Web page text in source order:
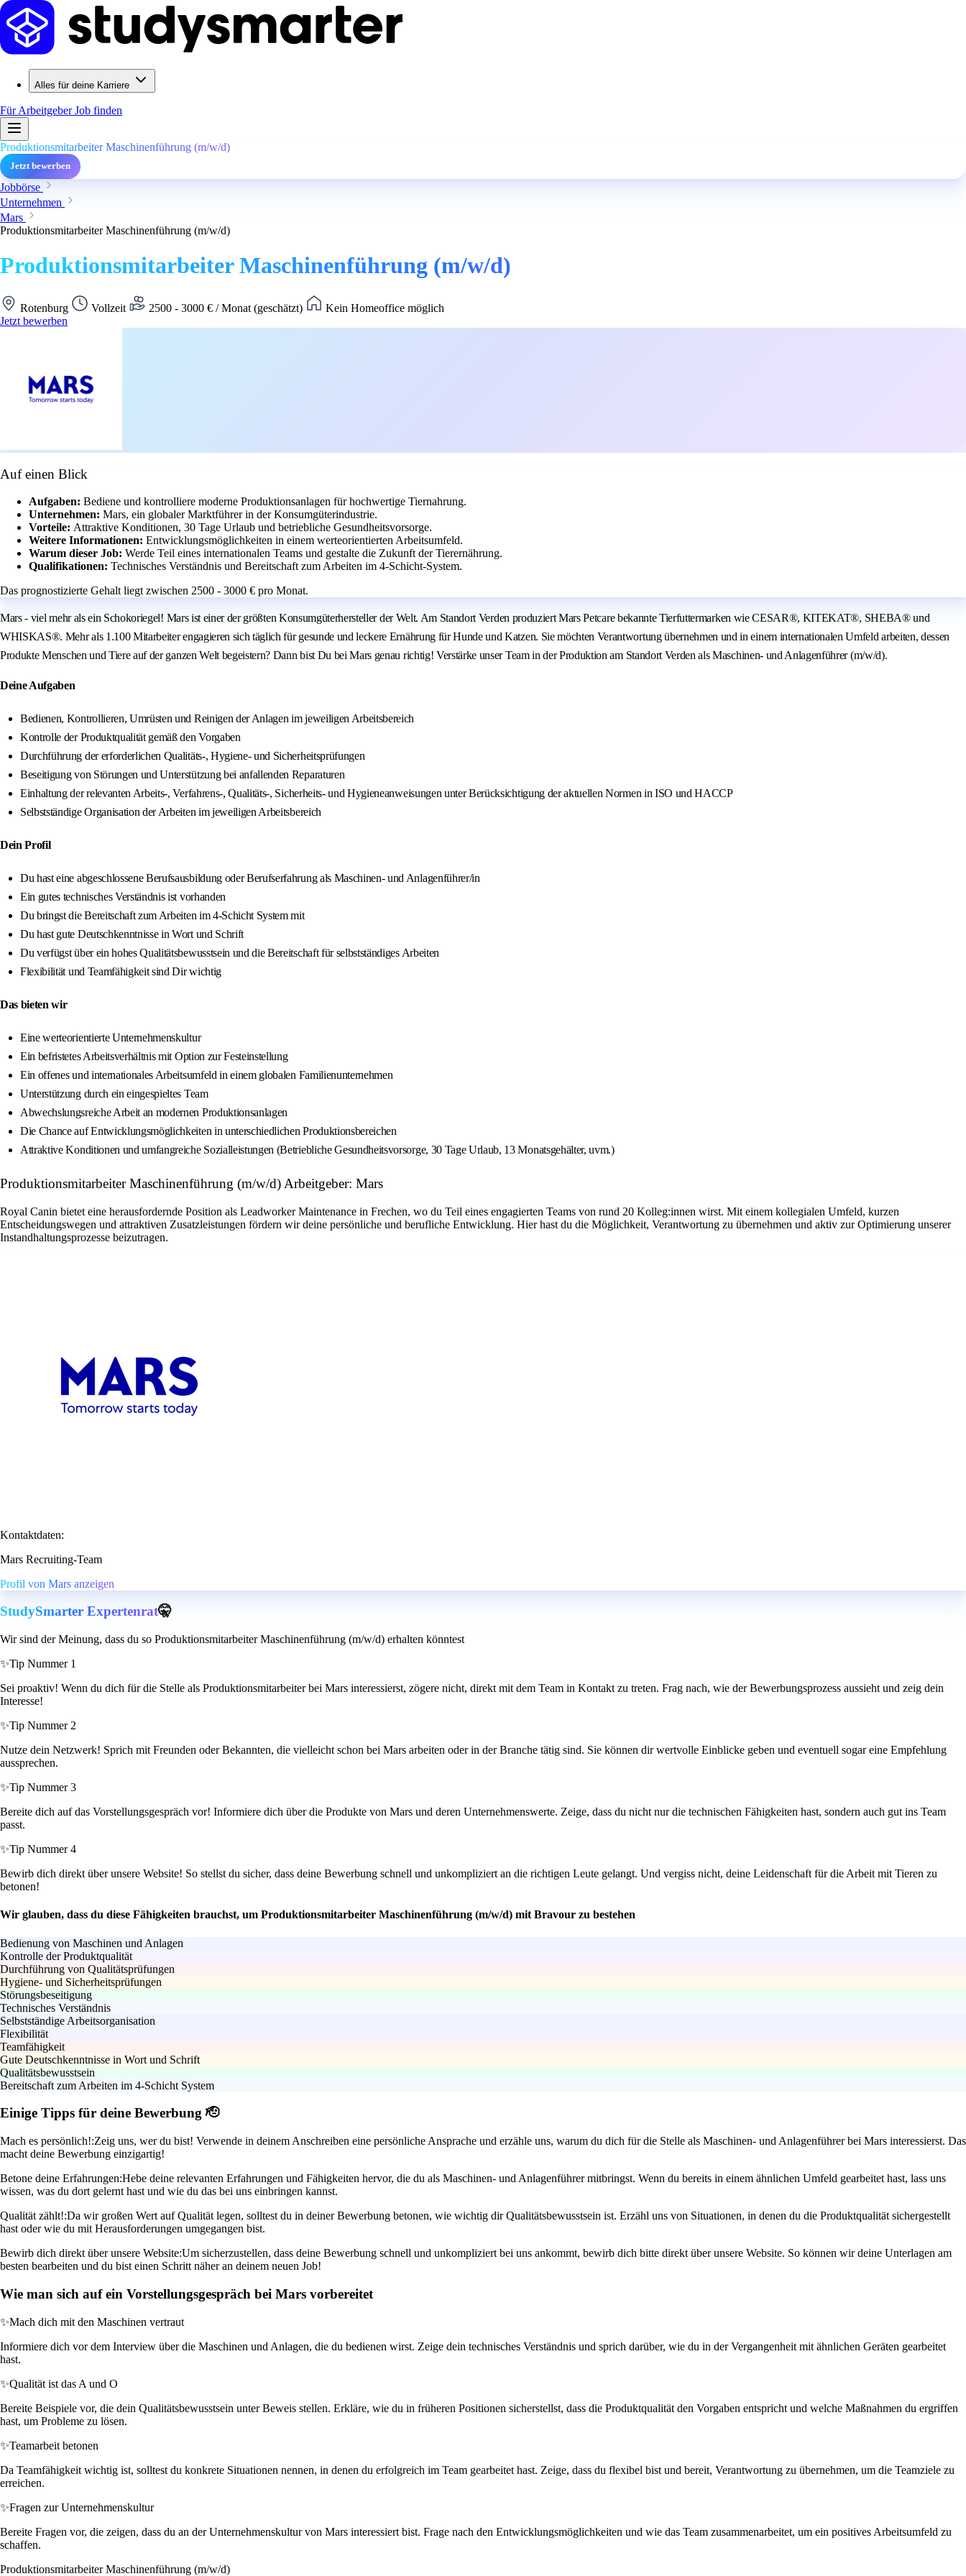
Alles für deine Karriere
Für ArbeitgeberJob finden
Produktionsmitarbeiter Maschinenführung (m/w/d)
Jetzt bewerben
Jobbörse
Unternehmen
Mars
Produktionsmitarbeiter Maschinenführung (m/w/d)
Produktionsmitarbeiter Maschinenführung (m/w/d)
Rotenburg Vollzeit 2500 - 3000 € / Monat (geschätzt)
Kein Homeoffice möglich
Jetzt bewerben
Auf einen Blick
Aufgaben: Bediene und kontrolliere moderne Produktionsanlagen für hochwertige Tiernahrung.
Unternehmen: Mars, ein globaler Marktführer in der Konsumgüterindustrie.
Vorteile: Attraktive Konditionen, 30 Tage Urlaub und betriebliche Gesundheitsvorsorge.
Weitere Informationen: Entwicklungsmöglichkeiten in einem werteorientierten Arbeitsumfeld.
Warum dieser Job: Werde Teil eines internationalen Teams und gestalte die Zukunft der Tierernährung.
Qualifikationen: Technisches Verständnis und Bereitschaft zum Arbeiten im 4-Schicht-System.
Das prognostizierte Gehalt liegt zwischen 2500 - 3000 € pro Monat.
Mars - viel mehr als ein Schokoriegel! Mars ist einer der größten Konsumgüterhersteller der Welt. Am Standort Verden produziert Mars Petcare bekannte Tierfuttermarken wie CESAR®, KITEKAT®, SHEBA® und
WHISKAS®. Mehr als 1.100 Mitarbeiter engagieren sich täglich für gesunde und leckere Ernährung für Hunde und Katzen. Sie möchten Verantwortung übernehmen und in einem internationalen Umfeld arbeiten, dessen
Produkte Menschen und Tiere auf der ganzen Welt begeistern? Dann bist Du bei Mars genau richtig! Verstärke unser Team in der Produktion am Standort Verden als Maschinen- und Anlagenführer (m/w/d).
Deine Aufgaben
Bedienen, Kontrollieren, Umrüsten und Reinigen der Anlagen im jeweiligen Arbeitsbereich
Kontrolle der Produktqualität gemäß den Vorgaben
Durchführung der erforderlichen Qualitäts-, Hygiene- und Sicherheitsprüfungen
Beseitigung von Störungen und Unterstützung bei anfallenden Reparaturen
Einhaltung der relevanten Arbeits-, Verfahrens-, Qualitäts-, Sicherheits- und Hygieneanweisungen unter Berücksichtigung der aktuellen Normen in ISO und HACCP
Selbstständige Organisation der Arbeiten im jeweiligen Arbeitsbereich
Dein Profil
Du hast eine abgeschlossene Berufsausbildung oder Berufserfahrung als Maschinen- und Anlagenführer/in
Ein gutes technisches Verständnis ist vorhanden
Du bringst die Bereitschaft zum Arbeiten im 4-Schicht System mit
Du hast gute Deutschkenntnisse in Wort und Schrift
Du verfügst über ein hohes Qualitätsbewusstsein und die Bereitschaft für selbstständiges Arbeiten
Flexibilität und Teamfähigkeit sind Dir wichtig
Das bieten wir
Eine werteorientierte Unternehmenskultur
Ein befristetes Arbeitsverhältnis mit Option zur Festeinstellung
Ein offenes und internationales Arbeitsumfeld in einem globalen Familienunternehmen
Unterstützung durch ein eingespieltes Team
Abwechslungsreiche Arbeit an modernen Produktionsanlagen
Die Chance auf Entwicklungsmöglichkeiten in unterschiedlichen Produktionsbereichen
Attraktive Konditionen und umfangreiche Sozialleistungen (Betriebliche Gesundheitsvorsorge, 30 Tage Urlaub, 13 Monatsgehälter, uvm.)
Produktionsmitarbeiter Maschinenführung (m/w/d) Arbeitgeber: Mars
Royal Canin bietet eine herausfordernde Position als Leadworker Maintenance in Frechen, wo du Teil eines engagierten Teams von rund 20 Kolleg:innen wirst. Mit einem kollegialen Umfeld, kurzen
Entscheidungswegen und attraktiven Zusatzleistungen fördern wir deine persönliche und berufliche Entwicklung. Hier hast du die Möglichkeit, Verantwortung zu übernehmen und aktiv zur Optimierung unserer
Instandhaltungsprozesse beizutragen.
Kontaktdaten:
Mars Recruiting-Team
Profil von Mars anzeigen
StudySmarter Expertenrat🤫
Wir sind der Meinung, dass du so Produktionsmitarbeiter Maschinenführung (m/w/d) erhalten könntest
✨Tip Nummer 1
Sei proaktiv! Wenn du dich für die Stelle als Produktionsmitarbeiter bei Mars interessierst, zögere nicht, direkt mit dem Team in Kontakt zu treten. Frag nach, wie der Bewerbungsprozess aussieht und zeig dein
Interesse!
✨Tip Nummer 2
Nutze dein Netzwerk! Sprich mit Freunden oder Bekannten, die vielleicht schon bei Mars arbeiten oder in der Branche tätig sind. Sie können dir wertvolle Einblicke geben und eventuell sogar eine Empfehlung
aussprechen.
✨Tip Nummer 3
Bereite dich auf das Vorstellungsgespräch vor! Informiere dich über die Produkte von Mars und deren Unternehmenswerte. Zeige, dass du nicht nur die technischen Fähigkeiten hast, sondern auch gut ins Team
passt.
✨Tip Nummer 4
Bewirb dich direkt über unsere Website! So stellst du sicher, dass deine Bewerbung schnell und unkompliziert an die richtigen Leute gelangt. Und vergiss nicht, deine Leidenschaft für die Arbeit mit Tieren zu
betonen!
Wir glauben, dass du diese Fähigkeiten brauchst, um Produktionsmitarbeiter Maschinenführung (m/w/d) mit Bravour zu bestehen
Bedienung von Maschinen und Anlagen
Kontrolle der Produktqualität
Durchführung von Qualitätsprüfungen
Hygiene- und Sicherheitsprüfungen
Störungsbeseitigung
Technisches Verständnis
Selbstständige Arbeitsorganisation
Flexibilität
Teamfähigkeit
Gute Deutschkenntnisse in Wort und Schrift
Qualitätsbewusstsein
Bereitschaft zum Arbeiten im 4-Schicht System
Einige Tipps für deine Bewerbung 🫡
Mach es persönlich!:Zeig uns, wer du bist! Verwende in deinem Anschreiben eine persönliche Ansprache und erzähle uns, warum du dich für die Stelle als Maschinen- und Anlagenführer bei Mars interessierst. Das
macht deine Bewerbung einzigartig!
Betone deine Erfahrungen:Hebe deine relevanten Erfahrungen und Fähigkeiten hervor, die du als Maschinen- und Anlagenführer mitbringst. Wenn du bereits in einem ähnlichen Umfeld gearbeitet hast, lass uns
wissen, was du dort gelernt hast und wie du das bei uns einbringen kannst.
Qualität zählt!:Da wir großen Wert auf Qualität legen, solltest du in deiner Bewerbung betonen, wie wichtig dir Qualitätsbewusstsein ist. Erzähl uns von Situationen, in denen du die Produktqualität sichergestellt
hast oder wie du mit Herausforderungen umgegangen bist.
Bewirb dich direkt über unsere Website:Um sicherzustellen, dass deine Bewerbung schnell und unkompliziert bei uns ankommt, bewirb dich bitte direkt über unsere Website. So können wir deine Unterlagen am
besten bearbeiten und du bist einen Schritt näher an deinem neuen Job!
Wie man sich auf ein Vorstellungsgespräch bei Mars vorbereitet
✨Mach dich mit den Maschinen vertraut
Informiere dich vor dem Interview über die Maschinen und Anlagen, die du bedienen wirst. Zeige dein technisches Verständnis und sprich darüber, wie du in der Vergangenheit mit ähnlichen Geräten gearbeitet
hast.
✨Qualität ist das A und O
Bereite Beispiele vor, die dein Qualitätsbewusstsein unter Beweis stellen. Erkläre, wie du in früheren Positionen sicherstellst, dass die Produktqualität den Vorgaben entspricht und welche Maßnahmen du ergriffen
hast, um Probleme zu lösen.
✨Teamarbeit betonen
Da Teamfähigkeit wichtig ist, solltest du konkrete Situationen nennen, in denen du erfolgreich im Team gearbeitet hast. Zeige, dass du flexibel bist und bereit, Verantwortung zu übernehmen, um die Teamziele zu
erreichen.
✨Fragen zur Unternehmenskultur
Bereite Fragen vor, die zeigen, dass du an der Unternehmenskultur von Mars interessiert bist. Frage nach den Entwicklungsmöglichkeiten und wie das Team zusammenarbeitet, um ein positives Arbeitsumfeld zu
schaffen.
Produktionsmitarbeiter Maschinenführung (m/w/d)